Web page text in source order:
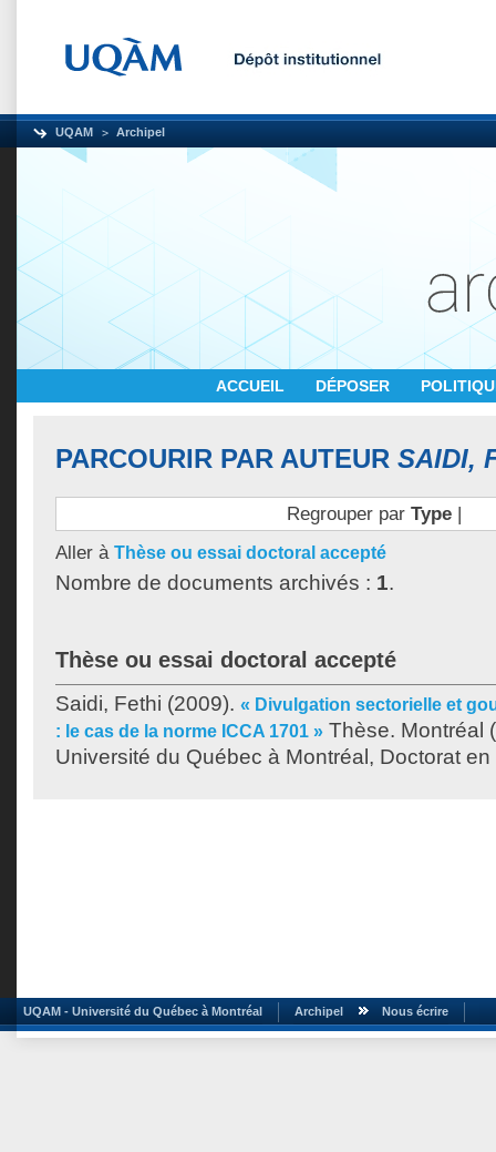
UQAM Archipel
ACCUEIL DÉPOSER
PARCOURIR PAR AUTEUR SAIDI,
Regrouper par Type|
Aller à Thèse ou essai doctoral accepté
Nombre de documents archivés : 1.
Thèse ou essai doctoral accepté
Saidi, Fethi (2009). « Divulgation sectorielle et
: le cas de la norme ICCA 1701 » Thèse. Montréal
Université du Québec à Montréal, Doctorat
UQAM - Université du Québec à Montréal Archipel Nous écrire